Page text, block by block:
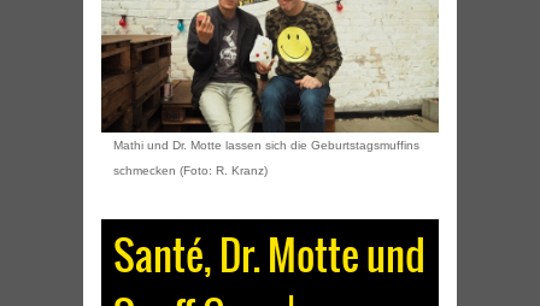
Mathi und Dr. Motte lassen sich die Geburtstagsmuffins
schmecken (Foto: R. Kranz)
Santé, Dr. Motte und